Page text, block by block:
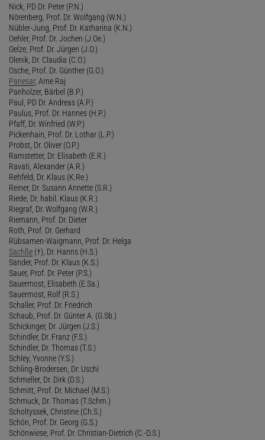
Nick, PD Dr. Peter (P.N.)
Nörenberg, Prof. Dr. Wolfgang (W.N.)
Nübler-Jung, Prof. Dr. Katharina (K.N.)
Oehler, Prof. Dr. Jochen (J.Oe.)
Oelze, Prof. Dr. Jürgen (J.O.)
Olenik, Dr. Claudia (C.O.)
Osche, Prof. Dr. Günther (G.O.)
Panesar, Arne Raj
Panholzer, Bärbel (B.P.)
Paul, PD Dr. Andreas (A.P.)
Paulus, Prof. Dr. Hannes (H.P.)
Pfaff, Dr. Winfried (W.P.)
Pickenhain, Prof. Dr. Lothar (L.P.)
Probst, Dr. Oliver (O.P.)
Ramstetter, Dr. Elisabeth (E.R.)
Ravati, Alexander (A.R.)
Rehfeld, Dr. Klaus (K.Re.)
Reiner, Dr. Susann Annette (S.R.)
Riede, Dr. habil. Klaus (K.R.)
Riegraf, Dr. Wolfgang (W.R.)
Riemann, Prof. Dr. Dieter
Roth, Prof. Dr. Gerhard
Rübsamen-Waigmann, Prof. Dr. Helga
Sachße (†), Dr. Hanns (H.S.)
Sander, Prof. Dr. Klaus (K.S.)
Sauer, Prof. Dr. Peter (P.S.)
Sauermost, Elisabeth (E.Sa.)
Sauermost, Rolf (R.S.)
Schaller, Prof. Dr. Friedrich
Schaub, Prof. Dr. Günter A. (G.Sb.)
Schickinger, Dr. Jürgen (J.S.)
Schindler, Dr. Franz (F.S.)
Schindler, Dr. Thomas (T.S.)
Schley, Yvonne (Y.S.)
Schling-Brodersen, Dr. Uschi
Schmeller, Dr. Dirk (D.S.)
Schmitt, Prof. Dr. Michael (M.S.)
Schmuck, Dr. Thomas (T.Schm.)
Scholtyssek, Christine (Ch.S.)
Schön, Prof. Dr. Georg (G.S.)
Schönwiese, Prof. Dr. Christian-Dietrich (C.-D.S.)